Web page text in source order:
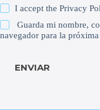
I accept thePrivacy
Guarda mi nombre,
navegador para la
ENVIAR